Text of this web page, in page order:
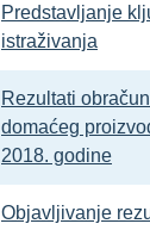
Predstavljanje
istraživanja
Rezultati
domaćeg
2018. godine
Objavljivanje